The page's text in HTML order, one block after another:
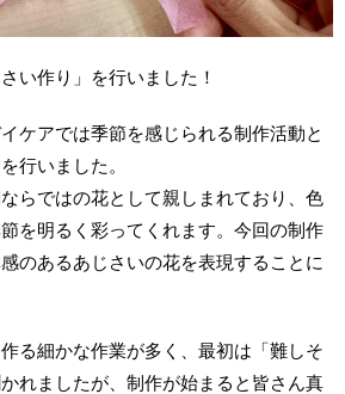
い作り」を行いました！
ケアでは季節を感じられる制作活動と
行いました。
らではの花として親しまれており、色
を明るく彩ってくれます。今回の制作
のあるあじさいの花を表現することに
る細かな作業が多く、最初は「難しそ
れましたが、制作が始まると皆さん真